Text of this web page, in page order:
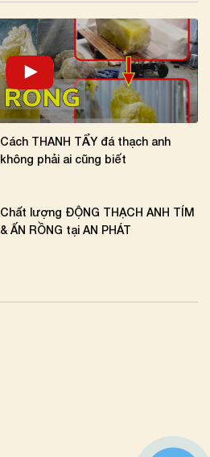
Cách THANH TẨY đá thạch anh
không phải ai cũng biết
Chất lượng ĐỘNG THẠCH ANH TÍM
& ẤN RỒNG tại AN PHÁT